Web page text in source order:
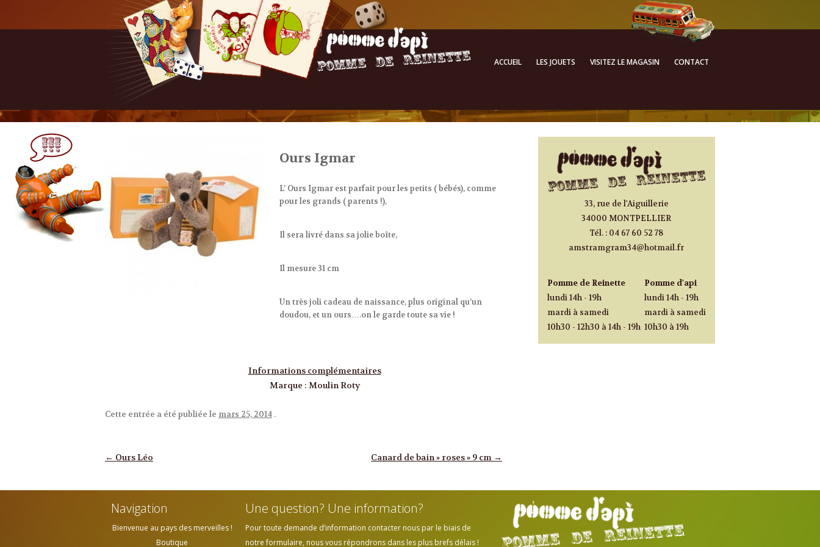
ACCUEIL LES JOUETS VISITEZ LE MAGASIN CONTACT
Ours Igmar
L’ Ours Igmar est parfait pour les petits ( bébés), comme
pour les grands ( parents !),
Il sera livré dans sa jolie boîte,
Il mesure 31 cm
Un très joli cadeau de naissance, plus original qu’un
doudou, et un ours….on le garde toute sa vie !
Informations complémentaires
Marque : Moulin Roty
Cette entrée a été publiée le mars 25, 2014 .
Navigation des articles
← Ours Léo Canard de bain » roses » 9 cm →
33, rue de l'Aiguillerie
34000 MONTPELLIER
Tél. : 04 67 60 52 78
amstramgram34@hotmail.fr
Pomme de Reinette
lundi 14h - 19h
mardi à samedi
10h30 - 12h30 à 14h - 19h
Pomme d'api
lundi 14h - 19h
mardi à samedi
10h30 à 19h
Navigation
Bienvenue au pays des merveilles !
Boutique
Une question? Une information?
Pour toute demande d’information contacter nous par le biais de
notre formulaire, nous vous répondrons dans les plus brefs délais !